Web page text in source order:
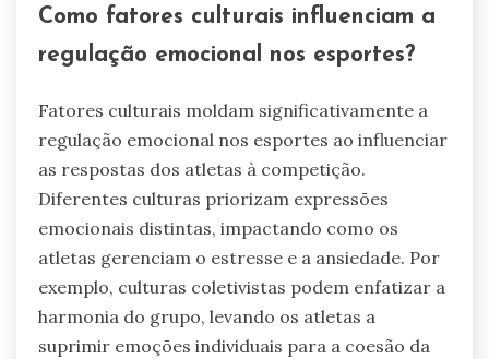
Como fatores culturais influenciam a
regulação emocional nos esportes?
Fatores culturais moldam significativamente a
regulação emocional nos esportes ao influenciar
as respostas dos atletas à competição.
Diferentes culturas priorizam expressões
emocionais distintas, impactando como os
atletas gerenciam o estresse e a ansiedade. Por
exemplo, culturas coletivistas podem enfatizar a
harmonia do grupo, levando os atletas a
suprimir emoções individuais para a coesão da